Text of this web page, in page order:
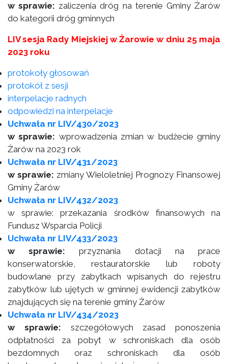
w sprawie: zaliczenia dróg na terenie Gminy Żarów
do kategorii dróg gminnych
LIV sesja Rady Miejskiej w Żarowie w dniu 25 maja
2023 roku
protokoły głosowań
protokół z sesji
interpelacje radnych
odpowiedzi na interpelacje
Uchwała nr LIV/430/2023
w sprawie: wprowadzenia zmian w budżecie gminy
Żarów na 2023 rok
Uchwała nr LIV/431/2023
w sprawie: zmiany Wieloletniej Prognozy Finansowej
Gminy Żarów
Uchwała nr LIV/432/2023
w sprawie: przekazania środków finansowych na
Fundusz Wsparcia Policji
Uchwała nr LIV/433/2023
w sprawie: przyznania dotacji na prace
konserwatorskie, restauratorskie lub roboty
budowlane przy zabytkach wpisanych do rejestru
zabytków lub ujętych w gminnej ewidencji zabytków
znajdujących się na terenie gminy Żarów
Uchwała nr LIV/434/2023
w sprawie: szczegółowych zasad ponoszenia
odpłatności za pobyt w schroniskach dla osób
bezdomnych oraz schroniskach dla osób